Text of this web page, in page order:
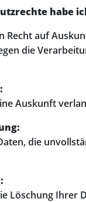
habe
Recht auf
die
Auskunft
die
Löschung